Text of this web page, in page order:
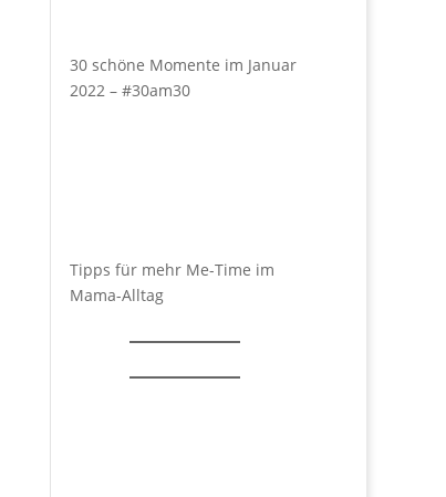
30 schöne Momente im Januar
2022 – #30am30
Tipps für mehr Me-Time im
Mama-Alltag